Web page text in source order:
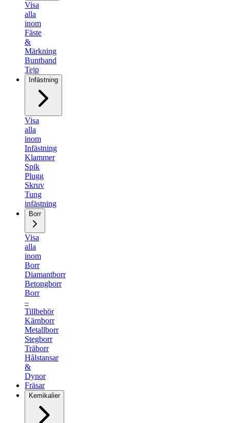
Visa
alla
inom
Fäste
&
Märkning
Buntband
Tejp
Infästning
Visa
alla
inom
Infästning
Klammer
Spik
Plugg
Skruv
Tung
infästning
Borr
Visa
alla
inom
Borr
Diamantborr
Betongborr
Borr
–
Tillbehör
Kärnborr
Metallborr
Stegborr
Träborr
Hålstansar
&
Dynor
Fräsar
Kemikalier